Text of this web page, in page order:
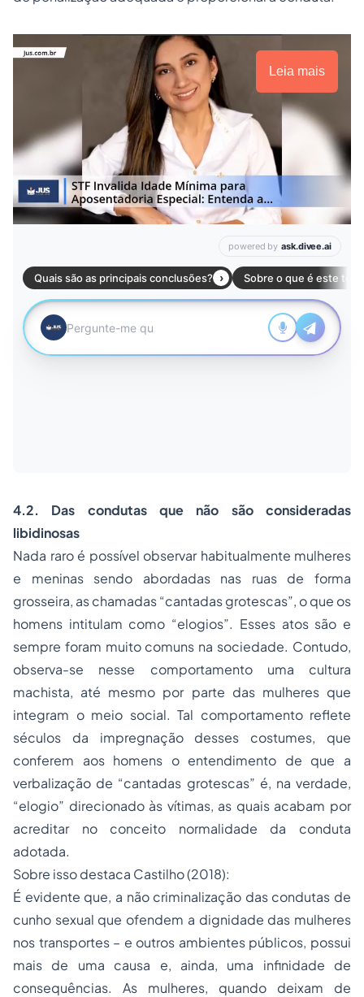
Leia mais
4.2. Das condutas que não são consideradas
libidinosas
Nada raro é possível observar habitualmente mulheres
e meninas sendo abordadas nas ruas de forma
grosseira, as chamadas “cantadas grotescas”, o que os
homens intitulam como “elogios”. Esses atos são e
sempre foram muito comuns na sociedade. Contudo,
observa-se nesse comportamento uma cultura
machista, até mesmo por parte das mulheres que
integram o meio social. Tal comportamento reflete
séculos da impregnação desses costumes, que
conferem aos homens o entendimento de que a
verbalização de “cantadas grotescas” é, na verdade,
“elogio” direcionado às vítimas, as quais acabam por
acreditar no conceito normalidade da conduta
adotada.
Sobre isso destaca Castilho (2018):
É evidente que, a não criminalização das condutas de
cunho sexual que ofendem a dignidade das mulheres
nos transportes – e outros ambientes públicos, possui
mais de uma causa e, ainda, uma infinidade de
consequências. As mulheres, quando deixam de